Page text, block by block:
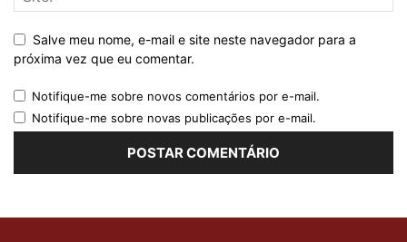
Salve meu nome, e-mail e site neste navegador para a
próxima vez que eu comentar.
Notifique-me sobre novos comentários por e-mail.
Notifique-me sobre novas publicações por e-mail.